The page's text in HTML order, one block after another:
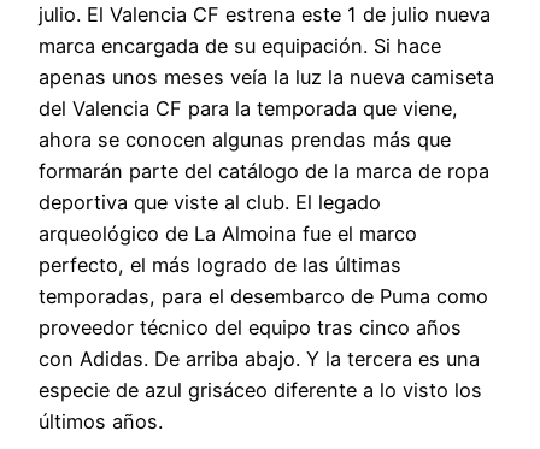
julio. El Valencia CF estrena este 1 de julio nueva
marca encargada de su equipación. Si hace
apenas unos meses veía la luz la nueva camiseta
del Valencia CF para la temporada que viene,
ahora se conocen algunas prendas más que
formarán parte del catálogo de la marca de ropa
deportiva que viste al club. El legado
arqueológico de La Almoina fue el marco
perfecto, el más logrado de las últimas
temporadas, para el desembarco de Puma como
proveedor técnico del equipo tras cinco años
con Adidas. De arriba abajo. Y la tercera es una
especie de azul grisáceo diferente a lo visto los
últimos años.